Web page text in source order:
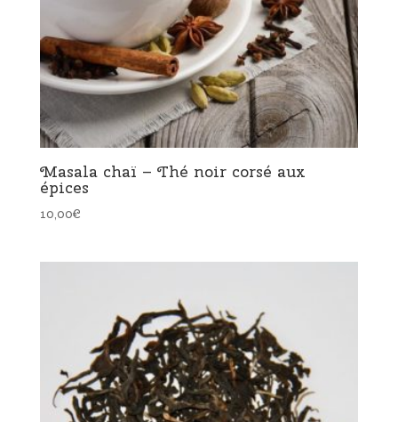
Masala chaï – Thé noir corsé aux
épices
10,00€